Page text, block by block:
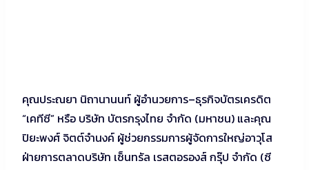
คุณประณยา นิถานานนท์ ผู้อำนวยการ–ธุรกิจบัตรเครดิต
“เคทีซี” หรือ บริษัท บัตรกรุงไทย จำกัด (มหาชน) และคุณ
ปิยะพงศ์ จิตต์จำนงค์ ผู้ช่วยกรรมการผู้จัดการใหญ่อาวุโส
ฝ่ายการตลาดบริษัท เซ็นทรัล เรสตอรองส์ กรุ๊ป จำกัด (ซี